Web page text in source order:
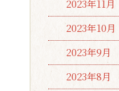
2023年11月
2023年10月
2023年9月
2023年8月